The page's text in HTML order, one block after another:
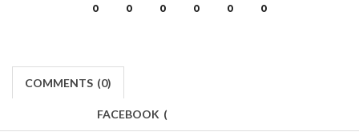
0 0 0 0 0 0
COMMENTS (0)
FACEBOOK (